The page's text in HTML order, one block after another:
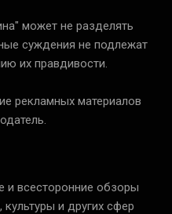
может не разделять
суждения не подлежат
их правдивости.
рекламных материалов
и всесторонние обзоры
и других сфер